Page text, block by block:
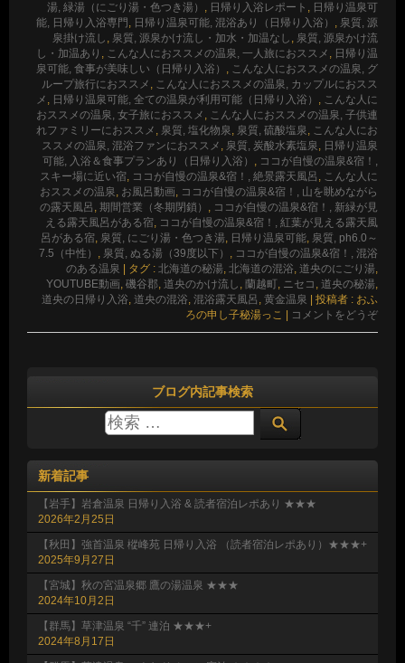
湯, 緑湯（にごり湯・色つき湯） , 日帰り入浴レポート , 日帰り温泉可
能, 日帰り入浴専門 , 日帰り温泉可能, 混浴あり（日帰り入浴） , 泉質, 源
泉掛け流し , 泉質, 源泉かけ流し・加水・加温なし , 泉質, 源泉かけ流
し・加温あり , こんな人におススメの温泉, 一人旅におススメ , 日帰り温
泉可能, 食事が美味しい（日帰り入浴） , こんな人におススメの温泉, グ
ループ旅行におススメ , こんな人におススメの温泉, カップルにおスス
メ , 日帰り温泉可能, 全ての温泉が利用可能（日帰り入浴） , こんな人に
おススメの温泉, 女子旅におススメ , こんな人におススメの温泉, 子供連
れファミリーにおススメ , 泉質, 塩化物泉, 泉質, 硫酸塩泉, こんな人にお
ススメの温泉, 混浴ファンにおススメ , 泉質, 炭酸水素塩泉, 日帰り温泉
可能, 入浴＆食事プランあり（日帰り入浴） , ココが自慢の温泉&宿！,
スキー場に近い宿, ココが自慢の温泉&宿！, 絶景露天風呂 , こんな人に
おススメの温泉, お風呂動画, ココが自慢の温泉&宿！, 山を眺めながら
の露天風呂 , 期間営業（冬期閉鎖） , ココが自慢の温泉&宿！, 新緑が見
える露天風呂がある宿, ココが自慢の温泉&宿！, 紅葉が見える露天風
呂がある宿, 泉質, にごり湯・色つき湯, 日帰り温泉可能, 泉質, ph6.0～
7.5（中性） , 泉質, ぬる湯（39度以下） , ココが自慢の温泉&宿！, 混浴
のある温泉
タグ : 北海道の秘湯, 北海道の混浴, 道央のにごり湯,
YOUTUBE動画, 磯谷郡, 道央のかけ流し , 蘭越町, ニセコ , 道央の秘湯,
道央の日帰り入浴, 道央の混浴, 混浴露天風呂 , 黄金温泉
投稿者 : おふ
ろの申し子秘湯っこ
コメントをどうぞ
ブログ内記事検索
新着記事
【岩手】岩倉温泉 日帰り入浴 & 読者宿泊レポあり ★★★
2026年2月25日
【秋田】強首温泉 樅峰苑 日帰り入浴 （読者宿泊レポあり）★★★+
2025年9月27日
【宮城】秋の宮温泉郷 鷹の湯温泉 ★★★
2024年10月2日
【群馬】草津温泉 “千” 連泊 ★★★+
2024年8月17日